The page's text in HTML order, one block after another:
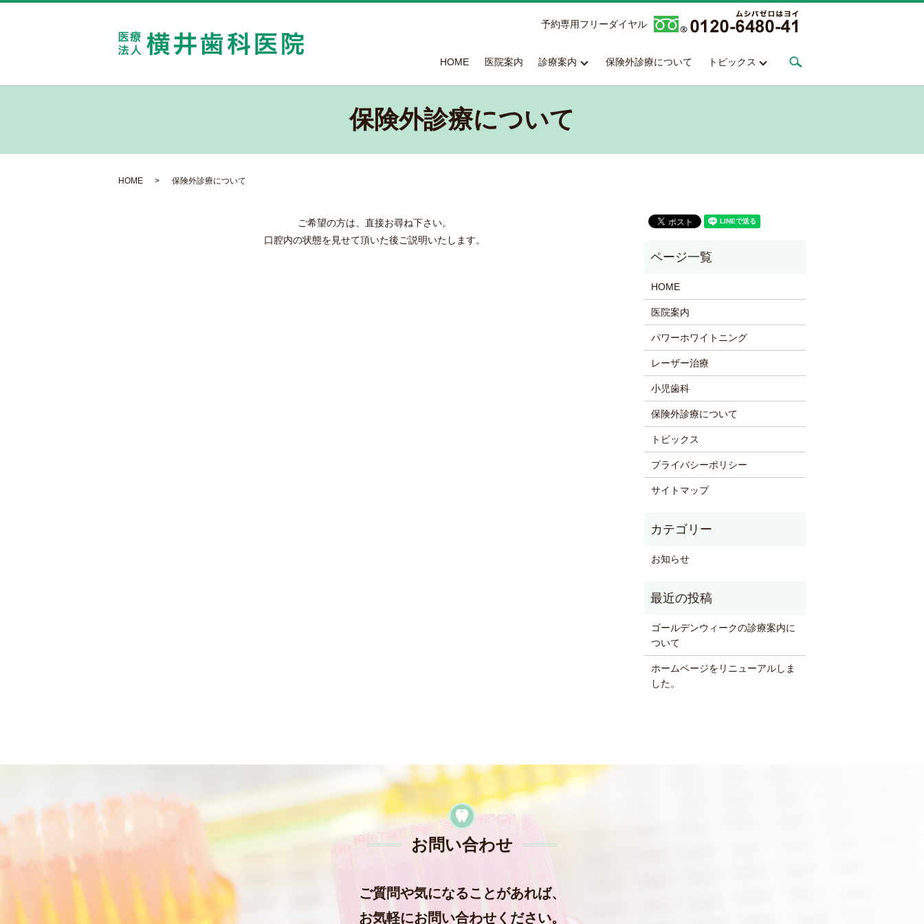
予約専用フリーダイヤル
HOME 医院案内 診療案内 保険外診療について トピックス
保険外診療について
HOME 保険外診療について
ご希望の方は、直接お尋ね下さい。
口腔内の状態を見せて頂いた後ご説明いたします。
HOME
医院案内
パワーホワイトニング
レーザー治療
小児歯科
保険外診療について
トピックス
プライバシーポリシー
サイトマップ
お知らせ
ゴールデンウィークの診療案内に
ついて
ホームページをリニューアルしま
した。
お問い合わせ
ご質問や気になることがあれば、
お気軽にお問い合わせください。